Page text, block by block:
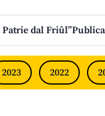
Patrie dal Friûl”
2023 2022